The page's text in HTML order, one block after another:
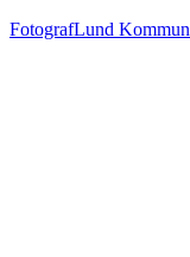
FotografLund Kommun